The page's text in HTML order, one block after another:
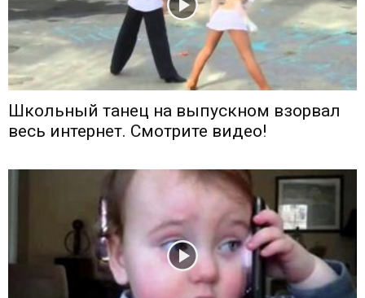
Школьный танец на выпускном взорвал
весь интернет. Смотрите видео!